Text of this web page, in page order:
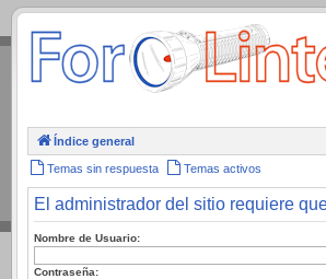
.
Índice general
Temas sin respuesta Temas activos
El administrador del sitio requiere
Nombre de Usuario:
Contraseña: